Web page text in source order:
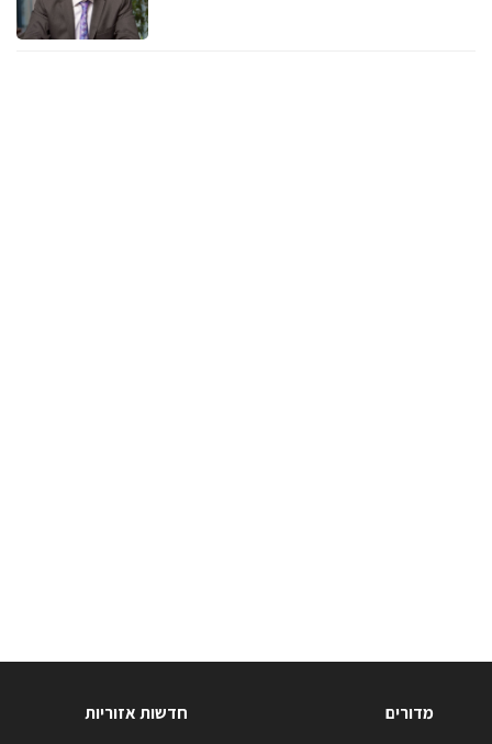
מדורים חדשות אזוריות